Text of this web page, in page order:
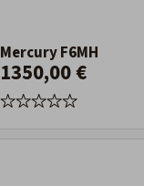
Mercury F6MH
1350,00 €